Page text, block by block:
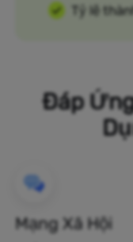
Tỷ lệ
Đáp
Mạng Xã Hội